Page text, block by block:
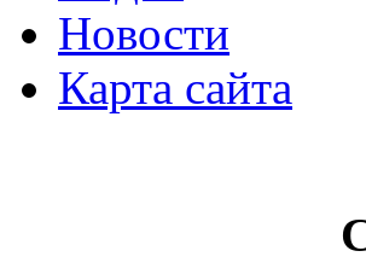
Новости
Карта сайта